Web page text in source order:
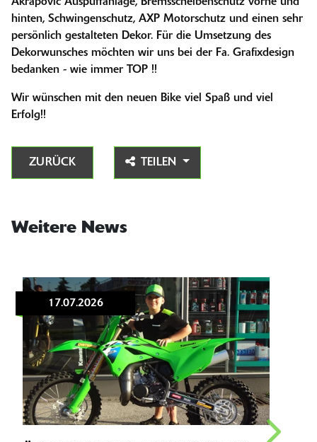
hinten, Schwingenschutz, AXP Motorschutz und einen sehr
persönlich gestalteten Dekor. Für die Umsetzung des
Dekorwunsches möchten wir uns bei der Fa. Grafixdesign
bedanken - wie immer TOP !!
Wir wünschen mit den neuen Bike viel Spaß und viel
Erfolg!!
ZURÜCK TEILEN
Weitere News
17.07.2026